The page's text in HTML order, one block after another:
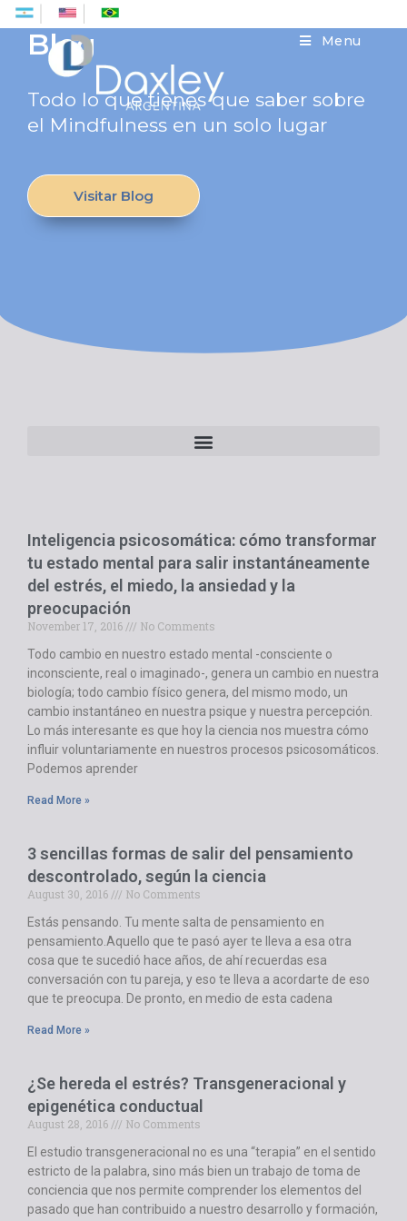
Menu
Blog
Todo lo que tienes que saber sobre
el Mindfulness en un solo lugar
Visitar Blog
Inteligencia psicosomática: cómo transformar
tu estado mental para salir instantáneamente
del estrés, el miedo, la ansiedad y la
preocupación
November 17, 2016
No Comments
Todo cambio en nuestro estado mental -consciente o
inconsciente, real o imaginado-, genera un cambio en nuestra
biología; todo cambio físico genera, del mismo modo, un
cambio instantáneo en nuestra psique y nuestra percepción.
Lo más interesante es que hoy la ciencia nos muestra cómo
influir voluntariamente en nuestros procesos psicosomáticos.
Podemos aprender
Read More »
3 sencillas formas de salir del pensamiento
descontrolado, según la ciencia
August 30, 2016
No Comments
Estás pensando. Tu mente salta de pensamiento en
pensamiento.Aquello que te pasó ayer te lleva a esa otra
cosa que te sucedió hace años, de ahí recuerdas esa
conversación con tu pareja, y eso te lleva a acordarte de eso
que te preocupa. De pronto, en medio de esta cadena
Read More »
¿Se hereda el estrés? Transgeneracional y
epigenética conductual
August 28, 2016
No Comments
El estudio transgeneracional no es una “terapia” en el sentido
estricto de la palabra, sino más bien un trabajo de toma de
conciencia que nos permite comprender los elementos del
pasado que han contribuido a nuestro desarrollo y formación,